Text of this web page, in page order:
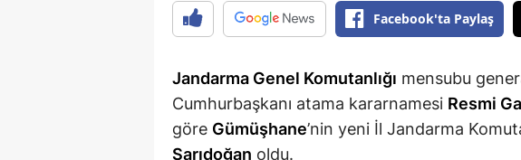
Facebook'ta Paylaş
Jandarma Genel Komutanlığı mensubu
Cumhurbaşkanı atama kararnamesi Resmi
göre Gümüşhane’nin yeni İl Jandarma
Sarıdoğan oldu.